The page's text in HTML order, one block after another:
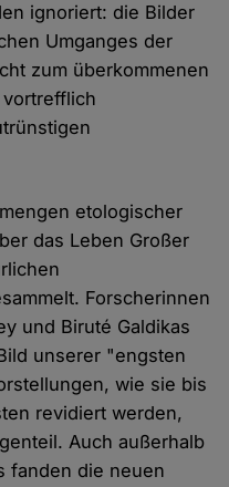
ignoriert: die Bilder
Umganges der
zum überkommenen
etologischer
das Leben Großer
Forscherinnen
und Biruté Galdikas
unserer "engsten
wie sie bis
revidiert werden,
Auch außerhalb
fanden die neuen